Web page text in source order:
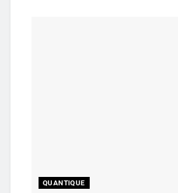
QUANTIQUE